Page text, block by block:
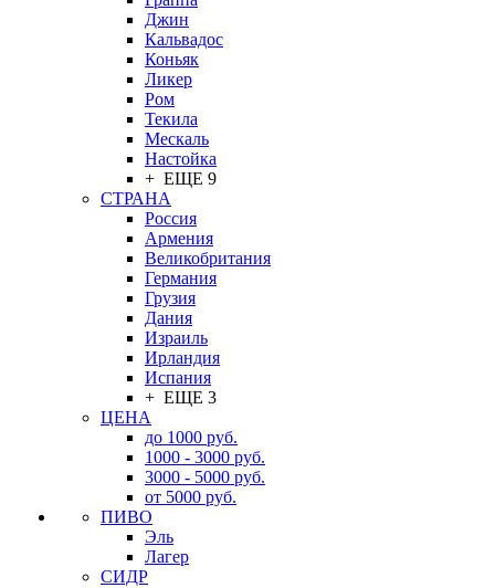
Джин
Кальвадос
Коньяк
Ликер
Ром
Текила
Мескаль
Настойка
+ ЕЩЕ 9
СТРАНА
Россия
Армения
Великобритания
Германия
Грузия
Дания
Израиль
Ирландия
Испания
+ ЕЩЕ 3
ЦЕНА
до 1000 руб.
1000 - 3000 руб.
3000 - 5000 руб.
от 5000 руб.
ПИВО
Эль
Лагер
СИДР